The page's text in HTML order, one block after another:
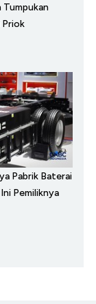
Tumpukan
Priok
Pabrik Baterai
Pemiliknya